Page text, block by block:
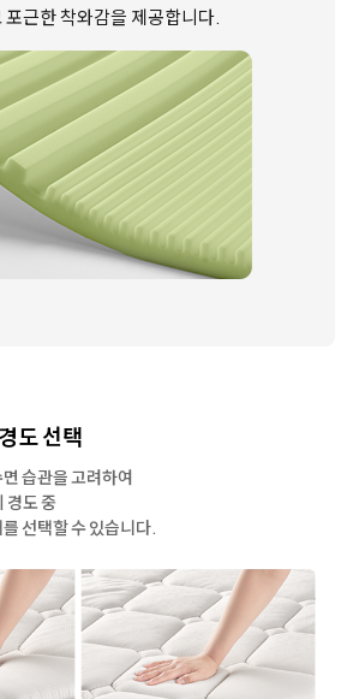
포근한 착와감을 제공합니다.
도 선택
습관을 고려하여
도 중
선택할 수 있습니다.